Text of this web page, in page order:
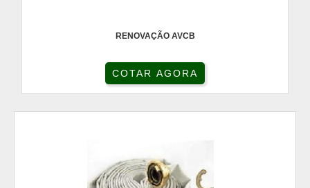
RENOVAÇÃO AVCB
COTAR AGORA